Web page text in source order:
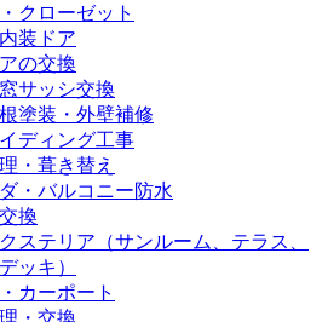
クローゼット
装ドア
の交換
サッシ交換
塗装・外壁補修
ディング工事
・葺き替え
・バルコニー防水
換
ステリア（サンルーム、テラス、
ッキ）
カーポート
・交換